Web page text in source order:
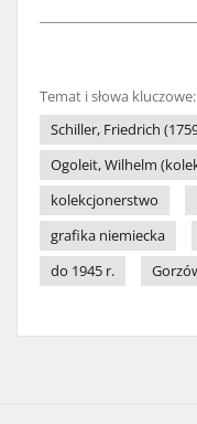
Temat i słowa kluczowe:
Schiller, Friedrich
Ogoleit, Wilhelm
kolekcjonerstwo
grafika niemiecka
do 1945 r.